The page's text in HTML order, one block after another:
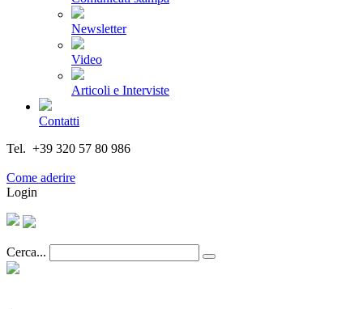
Newsletter
Video
Articoli e Interviste
Contatti
Tel. +39 320 57 80 986
Come aderire
Login
Cerca...